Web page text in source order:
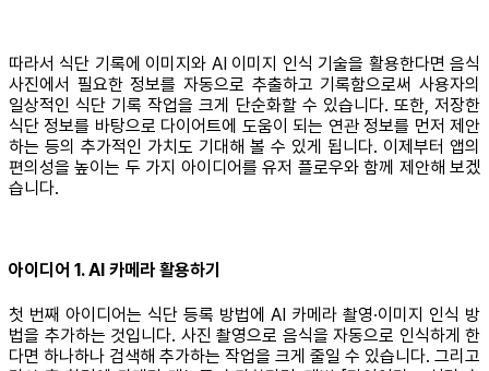
따라서 식단 기록에 이미지와 AI 이미지 인식 기술을 활용한다면 음식
사진에서 필요한 정보를 자동으로 추출하고 기록함으로써 사용자의
일상적인 식단 기록 작업을 크게 단순화할 수 있습니다. 또한, 저장한
식단 정보를 바탕으로 다이어트에 도움이 되는 연관 정보를 먼저 제안
하는 등의 추가적인 가치도 기대해 볼 수 있게 됩니다. 이제부터 앱의
편의성을 높이는 두 가지 아이디어를 유저 플로우와 함께 제안해 보겠
습니다.
아이디어 1. AI 카메라 활용하기
첫 번째 아이디어는 식단 등록 방법에 AI 카메라 촬영∙이미지 인식 방
법을 추가하는 것입니다. 사진 촬영으로 음식을 자동으로 인식하게 한
다면 하나하나 검색해 추가하는 작업을 크게 줄일 수 있습니다. 그리고